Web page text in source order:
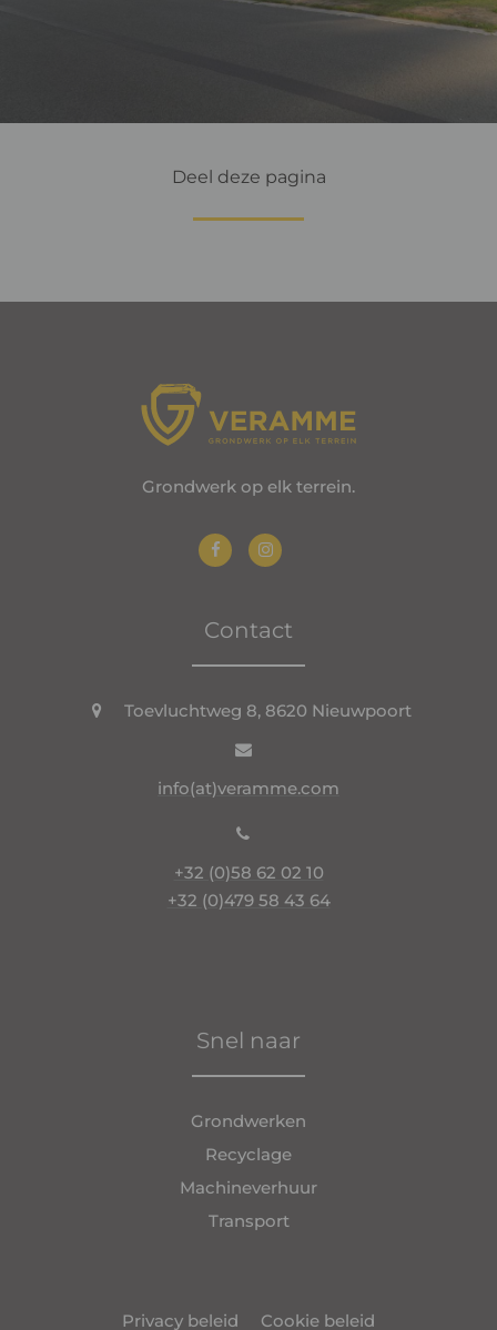
Deel deze pagina
Grondwerk op elk terrein.
Contact
Toevluchtweg 8, 8620 Nieuwpoort
info(at)veramme.com
+32 (0)58 62 02 10
+32 (0)479 58 43 64
Snel naar
Grondwerken
Recyclage
Machineverhuur
Transport
Privacy beleid Cookie beleid